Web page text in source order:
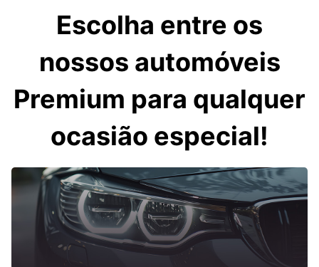
Escolha entre os
nossos automóveis
Premium para qualquer
ocasião especial!